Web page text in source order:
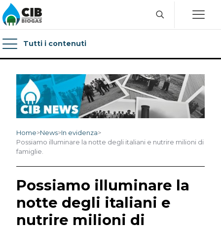
Tutti i contenuti
Home>News>In evidenza>
Possiamo illuminare la notte degli italiani e nutrire milioni di
famiglie.
Possiamo illuminare la
notte degli italiani e
nutrire milioni di